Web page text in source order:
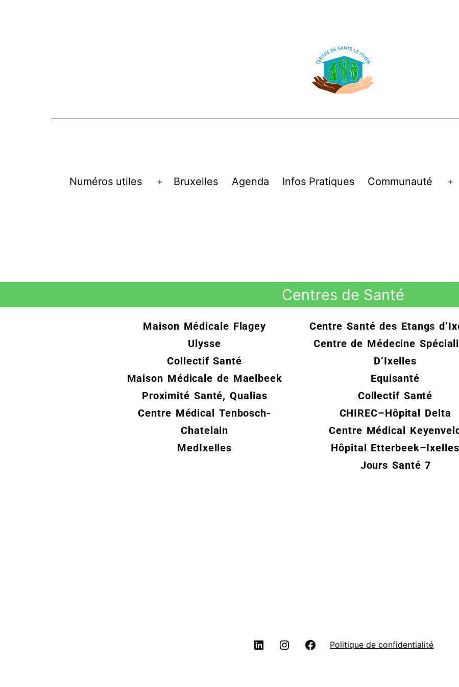
Communauté
Infos Pratiques
Agenda
Bruxelles
Numéros utiles
Centres de Santé
Centre Santé des Etangs
Centre de Médecine
D’Ixelles
Equisanté
Collectif Santé
CHIREC–Hôpital Delta
Centre Médical
Hôpital Etterbeek–Ixelles
7 Jours Santé
Maison Médicale Flagey
Ulysse
Collectif Santé
Maison Médicale de Maelbeek
Proximité Santé, Qualias
Centre Médical Tenbosch-
Chatelain
MedIxelles
Politique de confidentialité